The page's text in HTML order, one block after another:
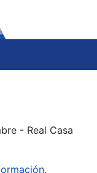
- Real Casa
.